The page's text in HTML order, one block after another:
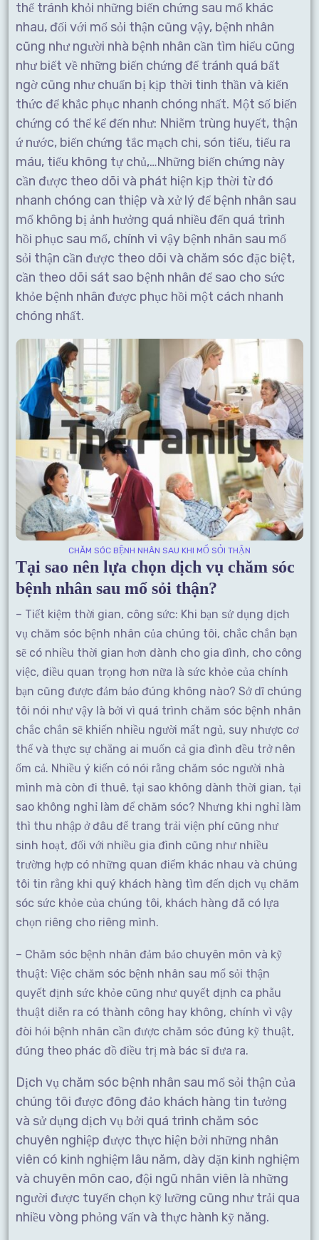
thể tránh khỏi những biến chứng sau mổ khác
nhau, đối với mổ sỏi thận cũng vậy, bệnh nhân
cũng như người nhà bệnh nhân cần tìm hiểu cũng
như biết về những biến chứng để tránh quá bất
ngờ cũng như chuẩn bị kịp thời tinh thần và kiến
thức để khắc phục nhanh chóng nhất. Một số biến
chứng có thể kể đến như: Nhiễm trùng huyết, thận
ứ nước, biến chứng tắc mạch chi, són tiểu, tiểu ra
máu, tiểu không tự chủ,…Những biến chứng này
cần được theo dõi và phát hiện kịp thời từ đó
nhanh chóng can thiệp và xử lý để bệnh nhân sau
mổ không bị ảnh hưởng quá nhiều đến quá trình
hồi phục sau mổ, chính vì vậy bệnh nhân sau mổ
sỏi thận cần được theo dõi và chăm sóc đặc biệt,
cần theo dõi sát sao bệnh nhân để sao cho sức
khỏe bệnh nhân được phục hồi một cách nhanh
chóng nhất.
CHĂM SÓC BỆNH NHÂN SAU KHI MỔ SỎI THẬN
Tại sao nên lựa chọn dịch vụ chăm sóc
bệnh nhân sau mổ sỏi thận?
– Tiết kiệm thời gian, công sức: Khi bạn sử dụng dịch
vụ chăm sóc bệnh nhân của chúng tôi, chắc chắn bạn
sẽ có nhiều thời gian hơn dành cho gia đình, cho công
việc, điều quan trọng hơn nữa là sức khỏe của chính
bạn cũng được đảm bảo đúng không nào? Sở dĩ chúng
tôi nói như vậy là bởi vì quá trình chăm sóc bệnh nhân
chắc chắn sẽ khiến nhiều người mất ngủ, suy nhược cơ
thể và thực sự chẳng ai muốn cả gia đình đều trở nên
ốm cả. Nhiều ý kiến có nói rằng chăm sóc người nhà
mình mà còn đi thuê, tại sao không dành thời gian, tại
sao không nghỉ làm để chăm sóc? Nhưng khi nghỉ làm
thì thu nhập ở đâu để trang trải viện phí cũng như
sinh hoạt, đối với nhiều gia đình cũng như nhiều
trường hợp có những quan điểm khác nhau và chúng
tôi tin rằng khi quý khách hàng tìm đến dịch vụ chăm
sóc sức khỏe của chúng tôi, khách hàng đã có lựa
chọn riêng cho riêng mình.
– Chăm sóc bệnh nhân đảm bảo chuyên môn và kỹ
thuật: Việc chăm sóc bệnh nhân sau mổ sỏi thận
quyết định sức khỏe cũng như quyết định ca phẫu
thuật diễn ra có thành công hay không, chính vì vậy
đòi hỏi bệnh nhân cần được chăm sóc đúng kỹ thuật,
đúng theo phác đồ điều trị mà bác sĩ đưa ra.
Dịch vụ chăm sóc bệnh nhân sau mổ sỏi thận của
chúng tôi được đông đảo khách hàng tin tưởng
và sử dụng dịch vụ bởi quá trình chăm sóc
chuyên nghiệp được thực hiện bởi những nhân
viên có kinh nghiệm lâu năm, dày dặn kinh nghiệm
và chuyên môn cao, đội ngũ nhân viên là những
người được tuyển chọn kỹ lưỡng cũng như trải qua
nhiều vòng phỏng vấn và thực hành kỹ năng.